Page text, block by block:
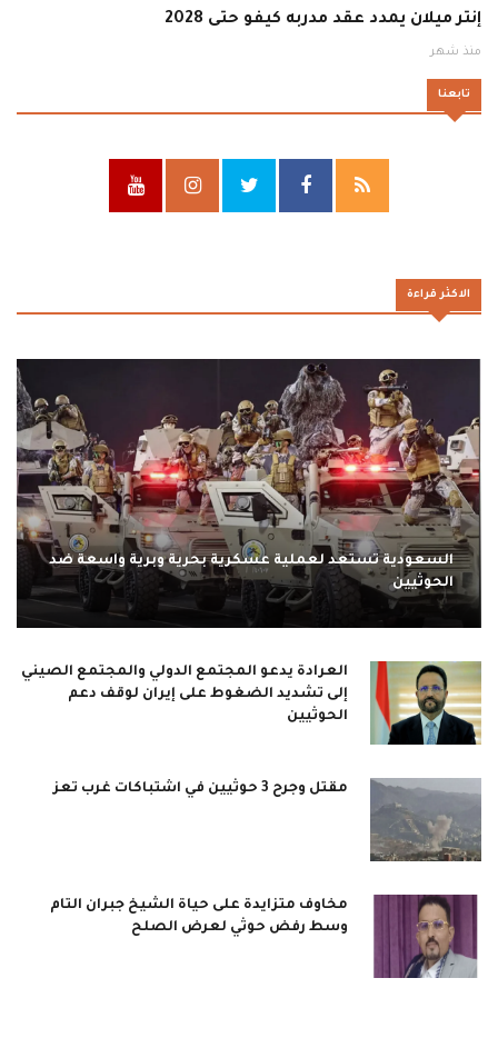
إنتر ميلان يمدد عقد مدربه كيفو حتى 2028
منذ شهر
تابعنا
الاكثر قراءة
السعودية تستعد لعملية عسكرية بحرية وبرية واسعة ضد
الحوثيين
العرادة يدعو المجتمع الدولي والمجتمع الصيني
إلى تشديد الضغوط على إيران لوقف دعم
الحوثيين
مقتل وجرح 3 حوثيين في اشتباكات غرب تعز
مخاوف متزايدة على حياة الشيخ جبران التام
وسط رفض حوثي لعرض الصلح